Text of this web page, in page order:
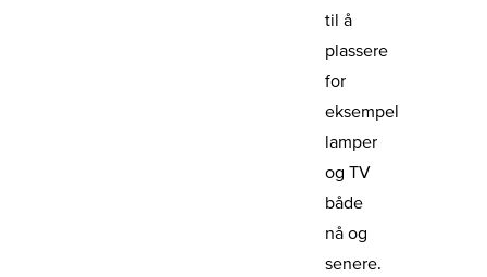
til å
plassere
for
eksempel
lamper
og TV
både
nå og
senere.